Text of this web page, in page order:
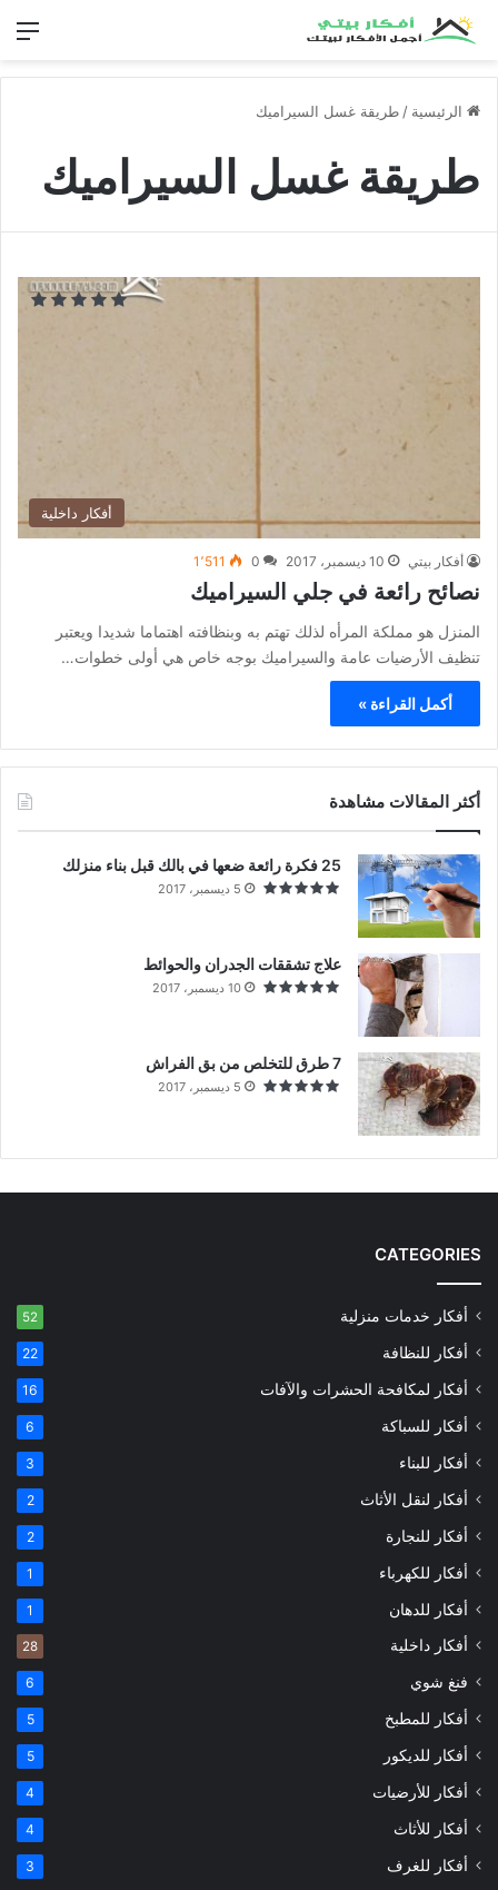
الرئيسية / طريقة غسل السيراميك
طريقة غسل السيراميك
أفكار داخلية
أفكار بيتي 10 ديسمبر، 2017 0 1٬511
نصائح رائعة في جلي السيراميك
المنزل هو مملكة المرأه لذلك تهتم به وبنظافته اهتماما شديدا ويعتبر
تنظيف الأرضيات عامة والسيراميك بوجه خاص هي أولى خطوات…
أكمل القراءة »
أكثر المقالات مشاهدة
25 فكرة رائعة ضعها في بالك قبل بناء منزلك
5 ديسمبر، 2017
علاج تشققات الجدران والحوائط
10 ديسمبر، 2017
7 طرق للتخلص من بق الفراش
5 ديسمبر، 2017
CATEGORIES
أفكار خدمات منزلية 52
أفكار للنظافة 22
أفكار لمكافحة الحشرات والآفات 16
أفكار للسباكة 6
أفكار للبناء 3
أفكار لنقل الأثاث 2
أفكار للنجارة 2
أفكار للكهرباء 1
أفكار للدهان 1
أفكار داخلية 28
فنغ شوي 6
أفكار للمطبخ 5
أفكار للديكور 5
أفكار للأرضيات 4
أفكار للأثاث 4
أفكار للغرف 3